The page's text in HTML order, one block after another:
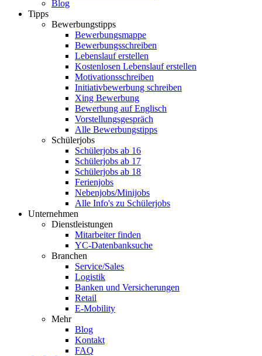
Blog
Tipps
Bewerbungstipps
Bewerbungsmappe
Bewerbungsschreiben
Lebenslauf erstellen
Kostenlosen Lebenslauf erstellen
Motivationsschreiben
Initiativbewerbung schreiben
Xing Bewerbung
Bewerbung auf Englisch
Vorstellungsgespräch
Alle Bewerbungstipps
Schülerjobs
Schülerjobs ab 16
Schülerjobs ab 17
Schülerjobs ab 18
Ferienjobs
Nebenjobs/Minijobs
Alle Info's zu Schülerjobs
Unternehmen
Dienstleistungen
Mitarbeiter finden
YC-Datenbanksuche
Branchen
Service/Sales
Logistik
Banken und Versicherungen
Retail
E-Mobility
Mehr
Blog
Kontakt
FAQ